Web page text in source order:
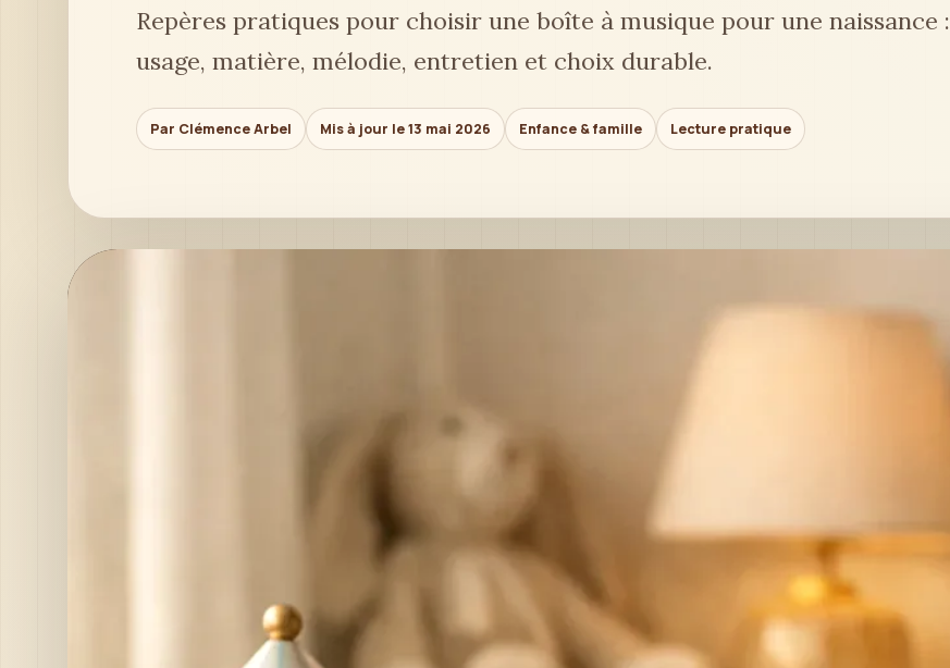
Repères pratiques pour choisir une boîte à musique pour une naissance :
usage, matière, mélodie, entretien et choix durable.
Par Clémence Arbel Mis à jour le 13 mai 2026 Enfance & famille Lecture pratique